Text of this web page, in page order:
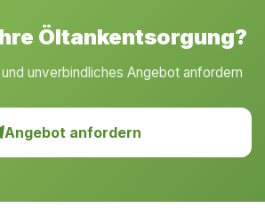
Öltankentsorgung?
unverbindliches Angebot anfordern
Angebot anfordern